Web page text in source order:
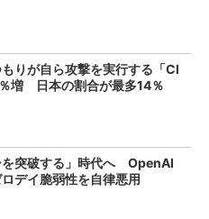
りが自ら攻撃を実行する「Cl
増 日本の割合が最多14％
を突破する」時代へ OpenAI
デイ脆弱性を自律悪用